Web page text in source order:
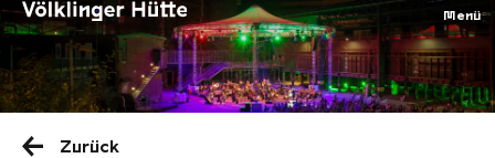
Menü
Saarländischen
Zurück